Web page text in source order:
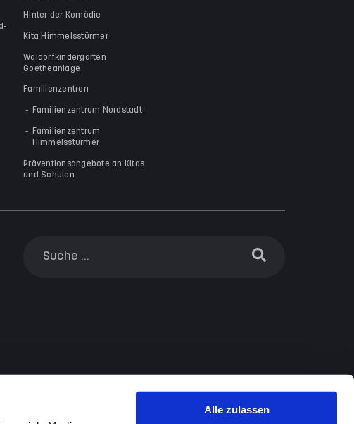
Alle zulassen
Hinter der Komödie
Kita Himmelsstürmer
Waldorfkindergarten
Goetheanlage
Familienzentren
Familienzentrum Nordstadt
Familienzentrum
Himmelsstürmer
Präventionsangebote an Kitas
und Schulen